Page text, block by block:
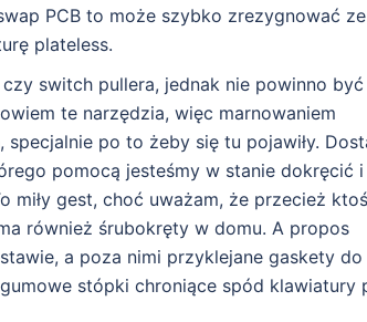
PCB to może szybko zrezygnować ze
plateless.
switch pullera, jednak nie powinno
te narzędzia, więc marnowaniem
po to żeby się tu pojawiły.
pomocą jesteśmy w stanie dokręcić i
miły gest, choć uważam, że przecież ktoś
również śrubokręty w domu. A propos
a poza nimi przyklejane gaskety do
stópki chroniące spód klawiatury